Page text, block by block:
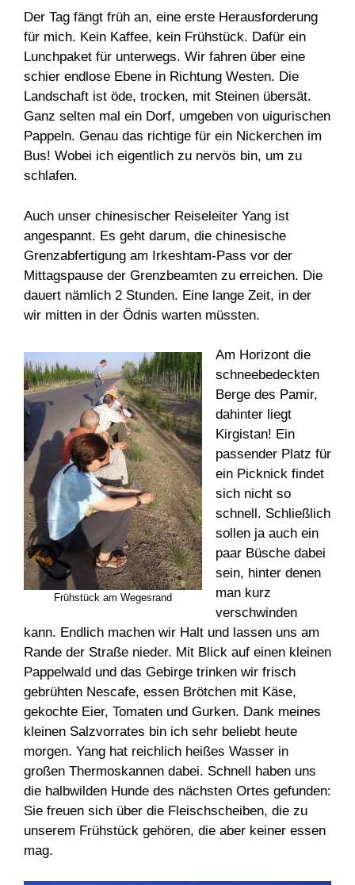
Der Tag fängt früh an, eine erste Herausforderung
für mich. Kein Kaffee, kein Frühstück. Dafür ein
Lunchpaket für unterwegs. Wir fahren über eine
schier endlose Ebene in Richtung Westen. Die
Landschaft ist öde, trocken, mit Steinen übersät.
Ganz selten mal ein Dorf, umgeben von uigurischen
Pappeln. Genau das richtige für ein Nickerchen im
Bus! Wobei ich eigentlich zu nervös bin, um zu
schlafen.
Auch unser chinesischer Reiseleiter Yang ist
angespannt. Es geht darum, die chinesische
Grenzabfertigung am Irkeshtam-Pass vor der
Mittagspause der Grenzbeamten zu erreichen. Die
dauert nämlich 2 Stunden. Eine lange Zeit, in der
wir mitten in der Ödnis warten müssten.
Frühstück am Wegesrand
Am Horizont die
schneebedeckten
Berge des Pamir,
dahinter liegt
Kirgistan! Ein
passender Platz für
ein Picknick findet
sich nicht so
schnell. Schließlich
sollen ja auch ein
paar Büsche dabei
sein, hinter denen
man kurz
verschwinden
kann. Endlich machen wir Halt und lassen uns am
Rande der Straße nieder. Mit Blick auf einen kleinen
Pappelwald und das Gebirge trinken wir frisch
gebrühten Nescafe, essen Brötchen mit Käse,
gekochte Eier, Tomaten und Gurken. Dank meines
kleinen Salzvorrates bin ich sehr beliebt heute
morgen. Yang hat reichlich heißes Wasser in
großen Thermoskannen dabei. Schnell haben uns
die halbwilden Hunde des nächsten Ortes gefunden:
Sie freuen sich über die Fleischscheiben, die zu
unserem Frühstück gehören, die aber keiner essen
mag.